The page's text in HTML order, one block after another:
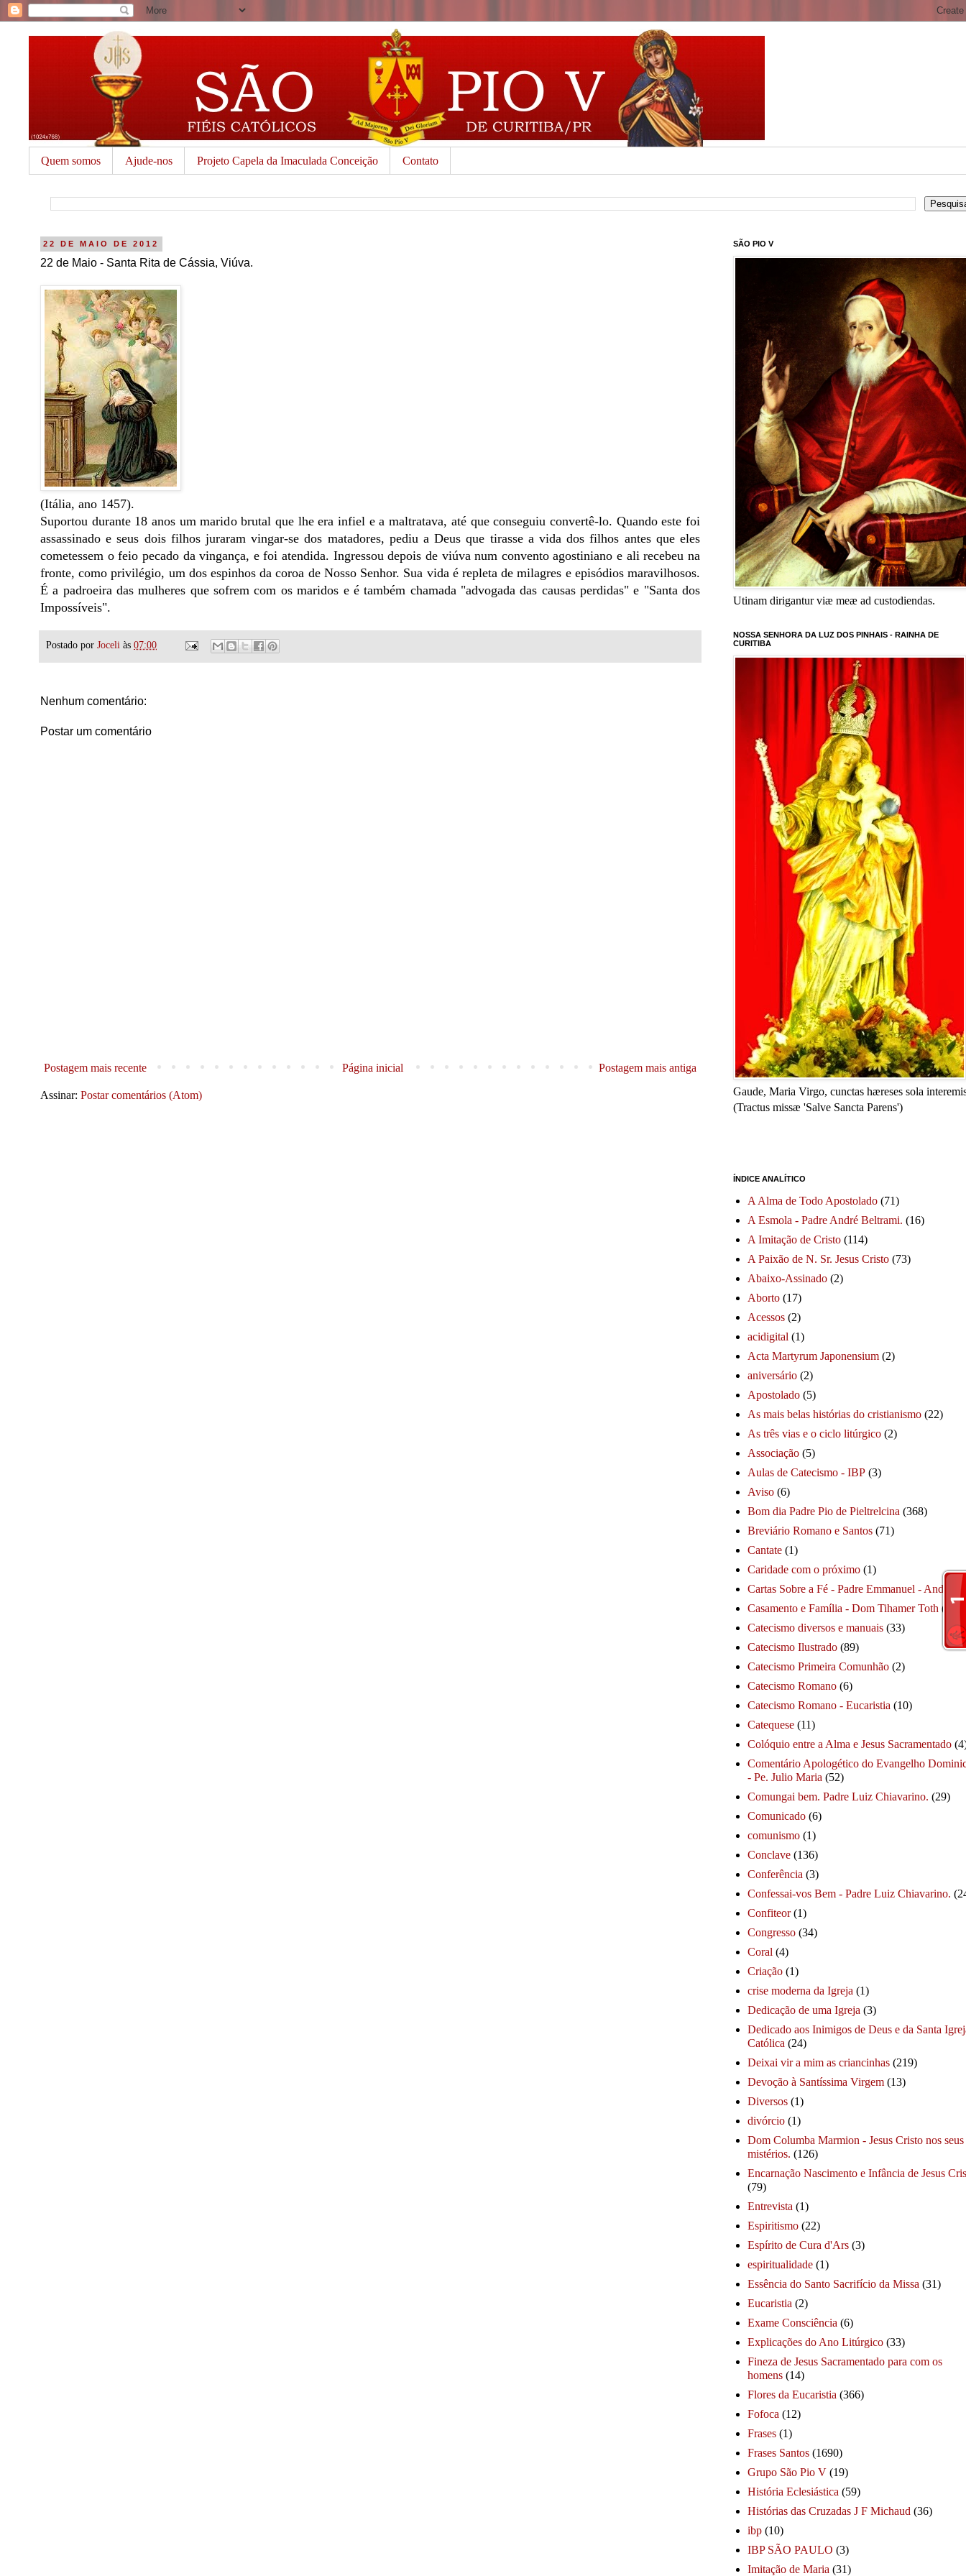
Quem somos Ajude-nos Projeto Capela da Imaculada Conceição Contato
22 DE MAIO DE 2012
22 de Maio - Santa Rita de Cássia, Viúva.
(Itália, ano 1457).
Suportou durante 18 anos um marido brutal que lhe era infiel e a maltratava, até que conseguiu convertê-lo. Quando este foi
assassinado e seus dois filhos juraram vingar-se dos matadores, pediu a Deus que tirasse a vida dos filhos antes que eles
cometessem o feio pecado da vingança, e foi atendida. Ingressou depois de viúva num convento agostiniano e ali recebeu na
fronte, como privilégio, um dos espinhos da coroa de Nosso Senhor. Sua vida é repleta de milagres e episódios maravilhosos.
É a padroeira das mulheres que sofrem com os maridos e é também chamada "advogada das causas perdidas" e "Santa dos
Impossíveis".
Postado por Joceli às 07:00
Nenhum comentário:
Postar um comentário
Postagem mais recente Postagem mais antiga
Página inicial
Assinar: Postar comentários (Atom)
SÃO PIO V
Utinam dirigantur viæ meæ ad custodiendas.
NOSSA SENHORA DA LUZ DOS PINHAIS - RAINHA DE
CURITIBA
Gaude, Maria Virgo, cunctas hæreses sola
(Tractus missæ 'Salve Sancta Parens')
ÍNDICE ANALÍTICO
A Alma de Todo Apostolado (71)
A Esmola - Padre André Beltrami. (16)
A Imitação de Cristo (114)
A Paixão de N. Sr. Jesus Cristo (73)
Abaixo-Assinado (2)
Aborto (17)
Acessos (2)
acidigital (1)
Acta Martyrum Japonensium (2)
aniversário (2)
Apostolado (5)
As mais belas histórias do cristianismo (22)
As três vias e o ciclo litúrgico (2)
Associação (5)
Aulas de Catecismo - IBP (3)
Aviso (6)
Bom dia Padre Pio de Pieltrelcina (368)
Breviário Romano e Santos (71)
Cantate (1)
Caridade com o próximo (1)
Cartas Sobre a Fé - Padre Emmanuel - André
Casamento e Família - Dom Tihamer Toth (115)
Catecismo diversos e manuais (33)
Catecismo Ilustrado (89)
Catecismo Primeira Comunhão (2)
Catecismo Romano (6)
Catecismo Romano - Eucaristia (10)
Catequese (11)
Colóquio entre a Alma e Jesus Sacramentado
Comentário Apologético do Evangelho
- Pe. Julio Maria (52)
Comungai bem. Padre Luiz Chiavarino. (29)
Comunicado (6)
comunismo (1)
Conclave (136)
Conferência (3)
Confessai-vos Bem - Padre Luiz Chiavarino.
Confiteor (1)
Congresso (34)
Coral (4)
Criação (1)
crise moderna da Igreja (1)
Dedicação de uma Igreja (3)
Dedicado aos Inimigos de Deus e da Santa
Católica (24)
Deixai vir a mim as criancinhas (219)
Devoção à Santíssima Virgem (13)
Diversos (1)
divórcio (1)
Dom Columba Marmion - Jesus Cristo nos seus
mistérios. (126)
Encarnação Nascimento e Infância de Jesus
(79)
Entrevista (1)
Espiritismo (22)
Espírito de Cura d'Ars (3)
espiritualidade (1)
Essência do Santo Sacrifício da Missa (31)
Eucaristia (2)
Exame Consciência (6)
Explicações do Ano Litúrgico (33)
Fineza de Jesus Sacramentado para com os
homens (14)
Flores da Eucaristia (366)
Fofoca (12)
Frases (1)
Frases Santos (1690)
Grupo São Pio V (19)
História Eclesiástica (59)
Histórias das Cruzadas J F Michaud (36)
ibp (10)
IBP SÃO PAULO (3)
Imitação de Maria (31)